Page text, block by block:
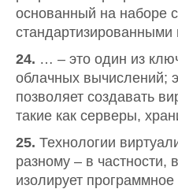
основанный на наборе
24. … – это один из
облачных вычислений;
позволяет создавать
такие как серверы,
25. Технологии
разному – в частности,
изолирует